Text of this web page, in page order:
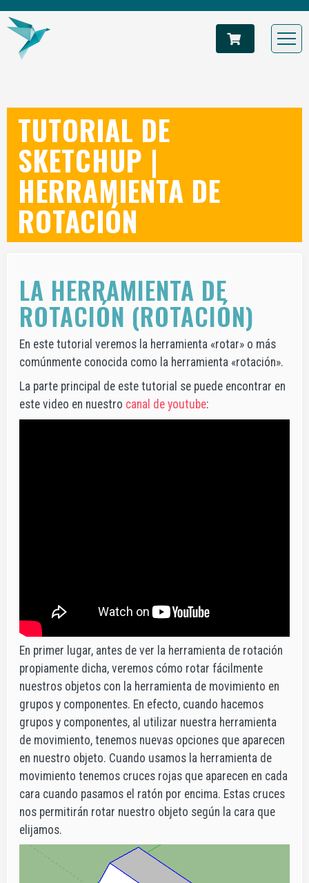
TUTORIAL DE
SKETCHUP |
HERRAMIENTA DE
ROTACIÓN
LA HERRAMIENTA DE
ROTACIÓN (ROTACIÓN)
En este tutorial veremos la herramienta «rotar» o más
comúnmente conocida como la herramienta «rotación».
La parte principal de este tutorial se puede encontrar en
este video en nuestro canal de youtube:
En primer lugar, antes de ver la herramienta de rotación
propiamente dicha, veremos cómo rotar fácilmente
nuestros objetos con la herramienta de movimiento en
grupos y componentes. En efecto, cuando hacemos
grupos y componentes, al utilizar nuestra herramienta
de movimiento, tenemos nuevas opciones que aparecen
en nuestro objeto. Cuando usamos la herramienta de
movimiento tenemos cruces rojas que aparecen en cada
cara cuando pasamos el ratón por encima. Estas cruces
nos permitirán rotar nuestro objeto según la cara que
elijamos.